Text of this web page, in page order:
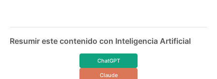
Resumir este contenido con Inteligencia Artificial
ChatGPT
Claude